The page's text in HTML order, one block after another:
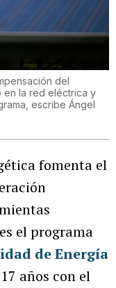
del
en la red eléctrica y
escribe Ángel
fomenta el
el programa
de Energía
años con el